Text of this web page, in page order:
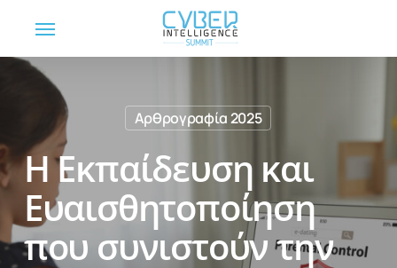
main
Menu
Αρθρογραφία 2025
Η Εκπαίδευση και
Ευαισθητοποίηση
που συνιστούν την